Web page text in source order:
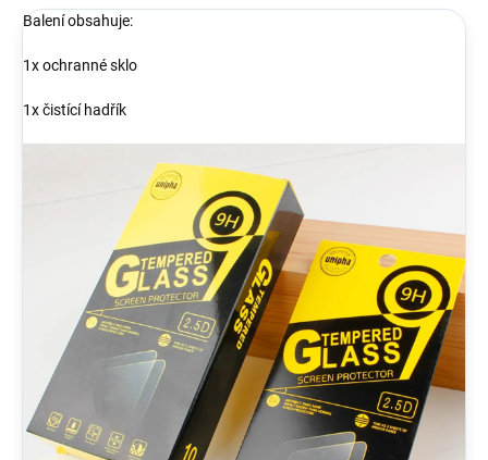
Balení obsahuje:
1x ochranné sklo
1x čistící hadřík